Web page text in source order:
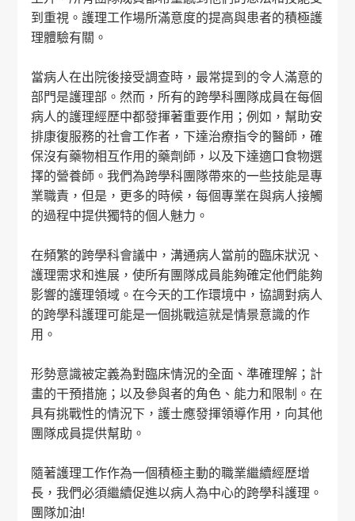
到重視。護理工作場所滿意度的提高與患者的積極護
理體驗有關。
當病人在出院後接受調查時，最常提到的令人滿意的
部門是護理部。然而，所有的跨學科團隊成員在每個
病人的護理經歷中都發揮著重要作用；例如，幫助安
排康復服務的社會工作者，下達治療指令的醫師，確
保沒有藥物相互作用的藥劑師，以及下達適口食物選
擇的營養師。我們為跨學科團隊帶來的一些技能是專
業職責，但是，更多的時候，每個專業在與病人接觸
的過程中提供獨特的個人魅力。
在頻繁的跨學科會議中，溝通病人當前的臨床狀況、
護理需求和進展，使所有團隊成員能夠確定他們能夠
影響的護理領域。在今天的工作環境中，協調對病人
的跨學科護理可能是一個挑戰這就是情景意識的作
用。
形勢意識被定義為對臨床情況的全面、準確理解；計
畫的干預措施；以及參與者的角色、能力和限制。在
具有挑戰性的情況下，護士應發揮領導作用，向其他
團隊成員提供幫助。
隨著護理工作作為一個積極主動的職業繼續經歷增
長，我們必須繼續促進以病人為中心的跨學科護理。
團隊加油!